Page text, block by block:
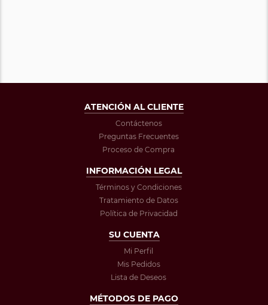
ATENCIÓN AL CLIENTE
Contáctenos
Preguntas Frecuentes
Proceso de Compra
INFORMACIÓN LEGAL
Términos y Condiciones
Tratamiento de Datos
Política de Privacidad
SU CUENTA
Mi Perfil
Mis Pedidos
Lista de Deseos
MÉTODOS DE PAGO